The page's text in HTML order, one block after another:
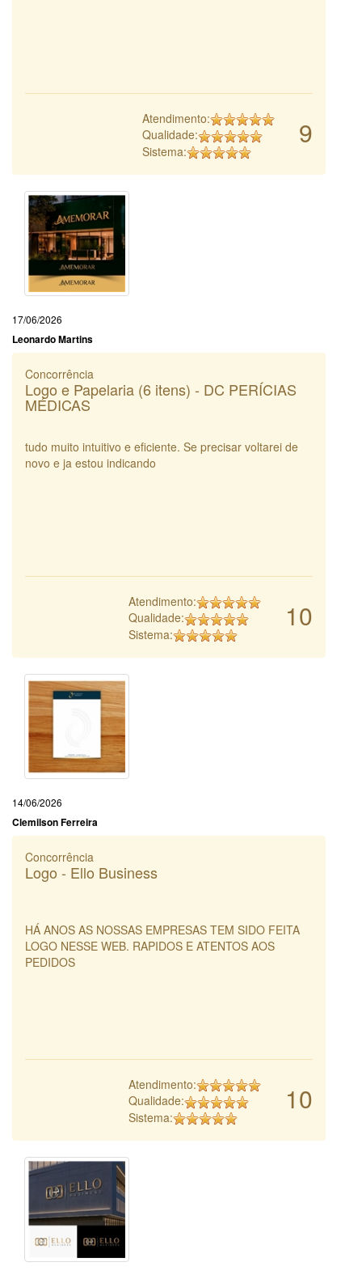
9
Atendimento:
Qualidade:
Sistema:
17/06/2026
Leonardo Martins
Concorrência
Logo e Papelaria (6 itens) - DC PERÍCIAS
MÉDICAS
tudo muito intuitivo e eficiente. Se precisar voltarei de
novo e ja estou indicando
10
Atendimento:
Qualidade:
Sistema:
14/06/2026
Clemilson Ferreira
Concorrência
Logo - Ello Business
HÁ ANOS AS NOSSAS EMPRESAS TEM SIDO FEITA
LOGO NESSE WEB. RAPIDOS E ATENTOS AOS
PEDIDOS
10
Atendimento:
Qualidade:
Sistema: